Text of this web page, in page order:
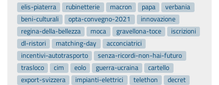
elis-piaterra
rubinetterie macron papa
verbania
beni-culturali
opta-convegno-2021
innovazione
regina-della-bellezza
moca gravellona-toce
iscrizioni
dl-ristori
matching-day
acconciatrici
incentivi-autotrasporto
senza-ricordi-non-hai-futuro
trasloco
cim eolo guerra-ucraina
cartello
export-svizzera
impianti-elettrici telethon
decret